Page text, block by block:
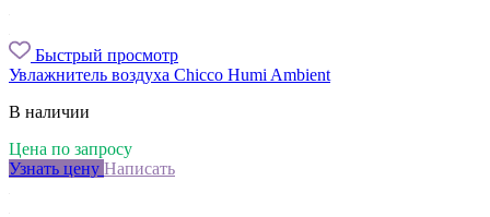
Быстрый просмотр
Увлажнитель воздуха Chicco Humi Ambient
В наличии
Цена по запросу
Узнать цену Написать